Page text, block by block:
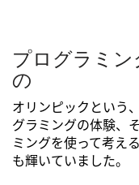
プログラミ
の
オリンピックという
グラミングの体験、
ミングを使って考え
も輝いていました。